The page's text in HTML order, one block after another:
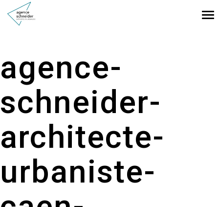
agence-
schneider-
architecte-
urbaniste-